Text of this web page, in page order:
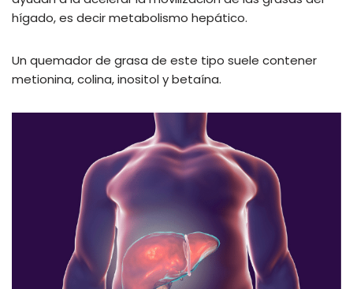
hígado, es decir metabolismo hepático.
Un quemador de grasa de este tipo suele contener
metionina, colina, inositol y betaína.